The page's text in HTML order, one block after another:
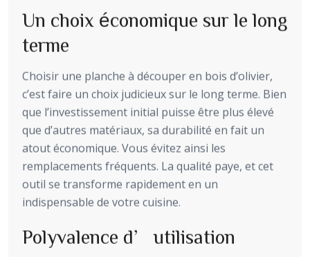
Un choix économique sur le long
terme
Choisir une planche à découper en bois d’olivier,
c’est faire un choix judicieux sur le long terme. Bien
que l’investissement initial puisse être plus élevé
que d’autres matériaux, sa durabilité en fait un
atout économique. Vous évitez ainsi les
remplacements fréquents. La qualité paye, et cet
outil se transforme rapidement en un
indispensable de votre cuisine.
Polyvalence d’utilisation